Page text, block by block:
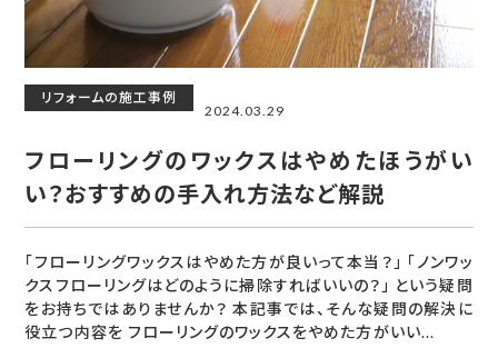
リフォームの施工事例
2024.03.29
フローリングのワックスはやめたほうがい
い？おすすめの手入れ方法など解説
「フローリングワックスはやめた方が良いって本当？」 「ノンワッ
クスフローリングはどのように掃除すればいいの？」 という疑問
をお持ちではありませんか？ 本記事では、そんな疑問の解決に
役立つ内容を フローリングのワックスをやめた方がいい...